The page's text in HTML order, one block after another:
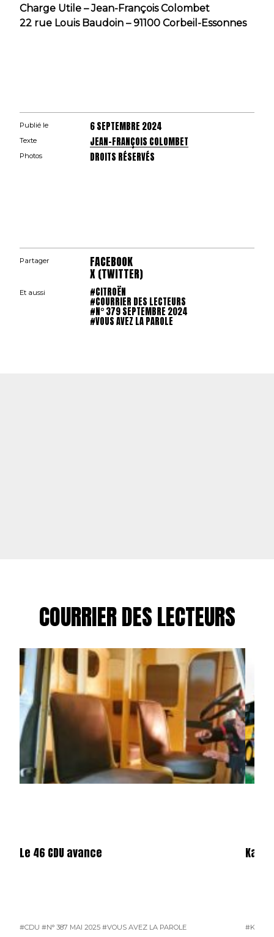
Charge Utile – Jean-François Colombet
22 rue Louis Baudoin – 91100 Corbeil-Essonnes
Publié le 6 SEPTEMBRE 2024
Texte JEAN-FRANÇOIS COLOMBET
Photos DROITS RÉSERVÉS
Partager FACEBOOK
X (TWITTER)
Et aussi #CITROËN
#COURRIER DES LECTEURS
#N° 379 SEPTEMBRE 2024
#VOUS AVEZ LA PAROLE
COURRIER DES LECTEURS
Le 46 CDU avance
#CDU #N° 387 MAI 2025 #VOUS AVEZ LA PAROLE